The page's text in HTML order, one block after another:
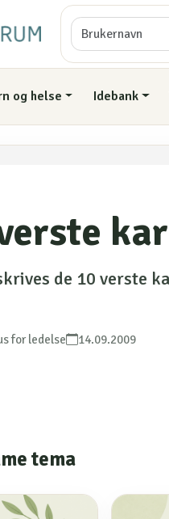
og helse Idebank
de 10 verste
for ledelse 14.09.2009
tema